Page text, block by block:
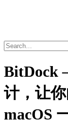
BitDock
计，让
macOS